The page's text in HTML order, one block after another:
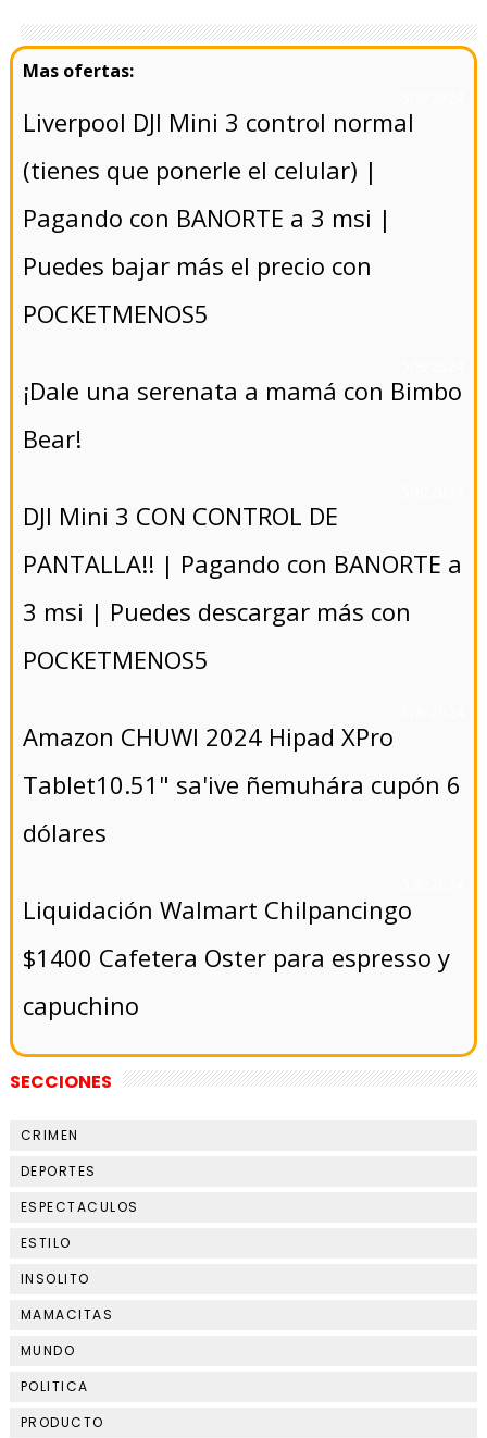
Liverpool DJI Mini 3 control normal
(tienes que ponerle el celular) |
Pagando con BANORTE a 3 msi |
Puedes bajar más el precio con
POCKETMENOS5
¡Dale una serenata a mamá con Bimbo
Bear!
DJI Mini 3 CON CONTROL DE
PANTALLA!! | Pagando con BANORTE a
3 msi | Puedes descargar más con
POCKETMENOS5
Amazon CHUWI 2024 Hipad XPro
Tablet10.51" sa'ive ñemuhára cupón 6
dólares
Liquidación Walmart Chilpancingo
$1400 Cafetera Oster para espresso y
capuchino
SECCIONES
CRIMEN
DEPORTES
ESPECTACULOS
ESTILO
INSOLITO
MAMACITAS
MUNDO
POLITICA
PRODUCTO